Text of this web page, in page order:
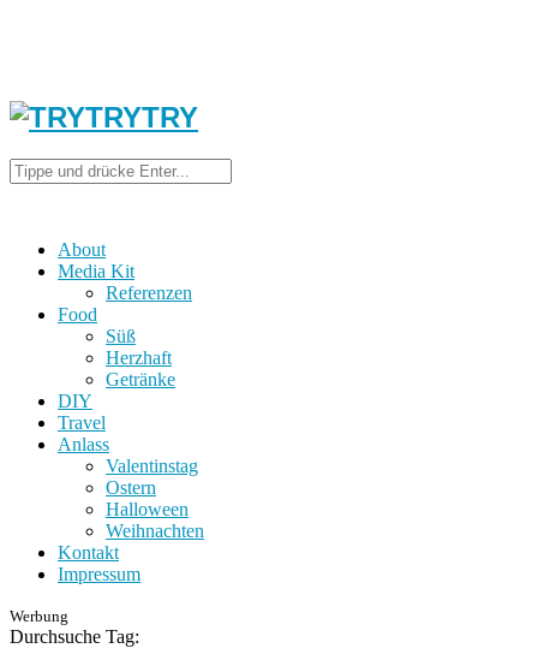
About
Media Kit
Referenzen
Food
Süß
Herzhaft
Getränke
DIY
Travel
Anlass
Valentinstag
Ostern
Halloween
Weihnachten
Kontakt
Impressum
Werbung
Durchsuche Tag: